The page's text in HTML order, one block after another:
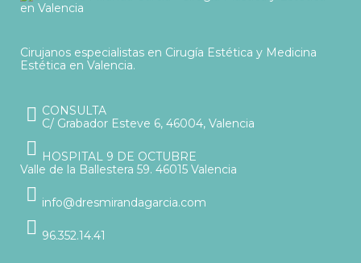
Cirujanos especialistas en Cirugía Estética y Medicina
Estética en Valencia.
CONSULTA
C/ Grabador Esteve 6, 46004, Valencia
HOSPITAL 9 DE OCTUBRE
Valle de la Ballestera 59. 46015 Valencia
info@dresmirandagarcia.com
96.352.14.41